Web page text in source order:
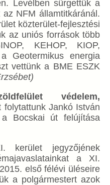
Levélben sürgettük a
NFM államtitkáránál.
közterület-fejlesztési
az uniós források több
KEHOP, KIOP,
Geotermikus energia
vettünk a BME ESZK
védelem,
folytattunk Jankó István
Bocskai út felújítása
kerület jegyzőjének
a XI.
első félévi üléseire
a polgármestert azok